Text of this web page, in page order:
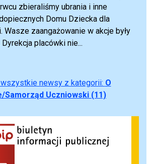
zbieraliśmy ubrania i inne
Domu Dziecka dla
Wasze zaangażowanie w akcje były
placówki nie...
newsy z kategorii: O
Samorząd Uczniowski (11)